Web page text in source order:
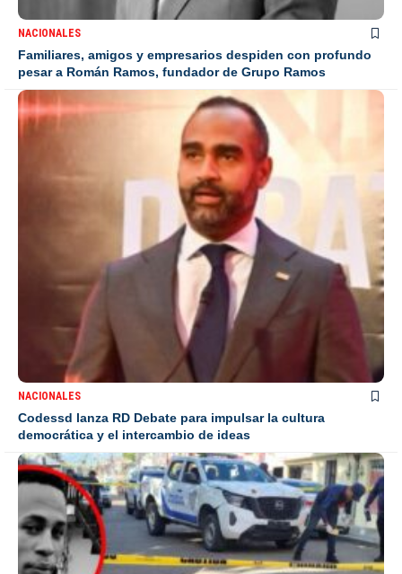
NACIONALES
Familiares, amigos y empresarios despiden con profundo
pesar a Román Ramos, fundador de Grupo Ramos
NACIONALES
Codessd lanza RD Debate para impulsar la cultura
democrática y el intercambio de ideas